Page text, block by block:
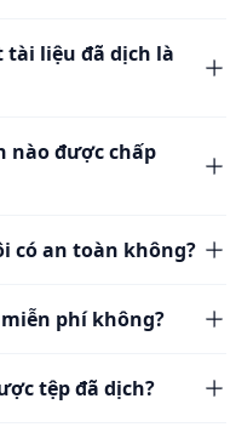
tài liệu đã dịch là
nào được chấp
có an toàn không?
phí không?
tệp đã dịch?